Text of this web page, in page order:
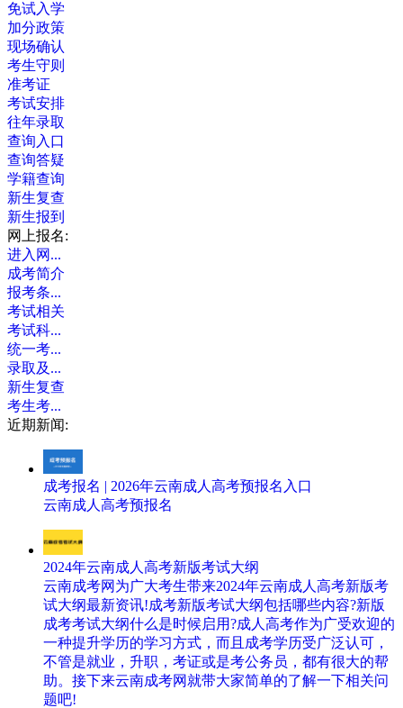
免试入学
加分政策
现场确认
考生守则
准考证
考试安排
往年录取
查询入口
查询答疑
学籍查询
新生复查
新生报到
网上报名:
进入网...
成考简介
报考条...
考试相关
考试科...
统一考...
录取及...
新生复查
考生考...
近期新闻:
成考报名 | 2026年云南成人高考预报名入口
云南成人高考预报名
2024年云南成人高考新版考试大纲
云南成考网为广大考生带来2024年云南成人高考新版考
试大纲最新资讯!成考新版考试大纲包括哪些内容?新版
成考考试大纲什么是时候启用?成人高考作为广受欢迎的
一种提升学历的学习方式，而且成考学历受广泛认可，
不管是就业，升职，考证或是考公务员，都有很大的帮
助。接下来云南成考网就带大家简单的了解一下相关问
题吧!